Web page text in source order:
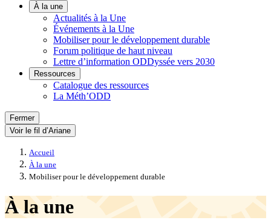
À la une
Actualités à la Une
Événements à la Une
Mobiliser pour le développement durable
Forum politique de haut niveau
Lettre d’information ODDyssée vers 2030
Ressources
Catalogue des ressources
La Méth’ODD
Fermer
Voir le fil d’Ariane
Accueil
À la une
Mobiliser pour le développement durable
À la une